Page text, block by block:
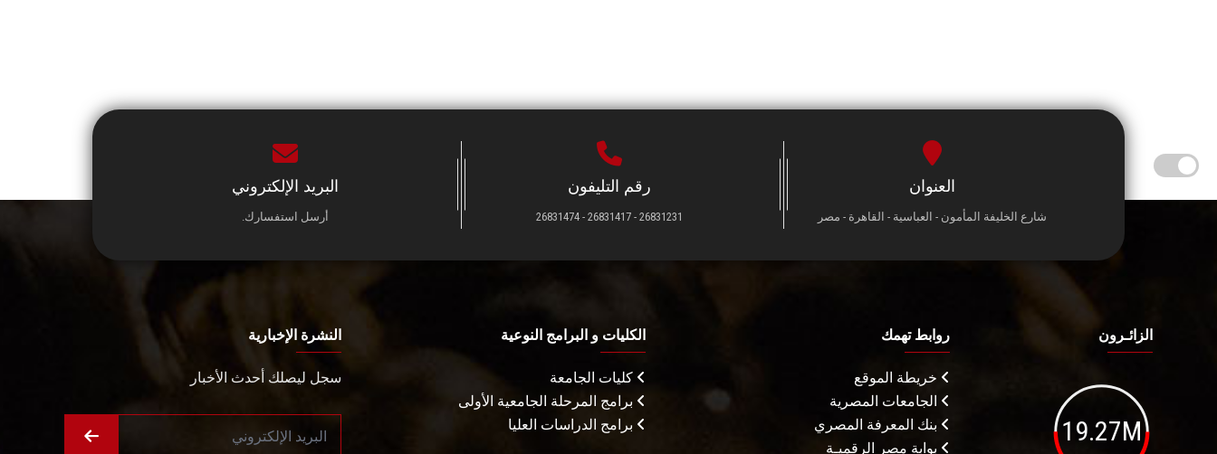
العنوان
شارع الخليفة المأمون - العباسية - القاهرة - مصر
رقم التليفون
26831231 - 26831417 - 26831474
البريد الإلكتروني
أرسل استفسارك.
الزائـرون
19.27M
روابط تهمك
خريطة الموقع
الجامعات المصرية
بنك المعرفة المصري
بوابة مصر الرقميـة
الكليات و البرامج النوعية
كليات الجامعة
برامج المرحلة الجامعية الأولى
برامج الدراسات العليا
النشرة الإخبارية
سجل ليصلك أحدث الأخبار